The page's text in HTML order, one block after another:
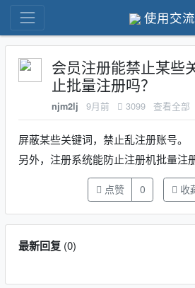
使用交流
会员注册能禁止某些
止批量注册吗？
njm2lj 9月前 3099 查看全部
屏蔽某些关键词，禁止乱注册账号。
另外，注册系统能防止注册机批量注
点赞 0 收
最新回复(0)